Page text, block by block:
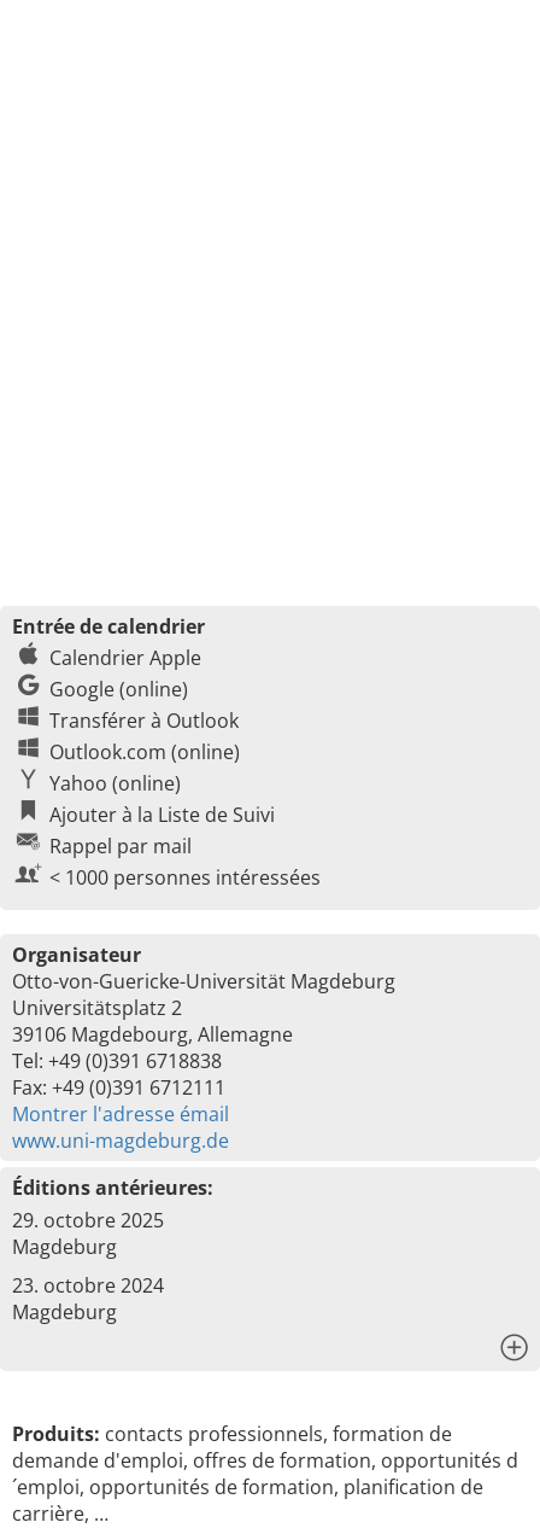
Entrée de calendrier
Calendrier Apple
Google (online)
Transférer à Outlook
Outlook.com (online)
Yahoo (online)
Ajouter à la Liste de Suivi
Rappel par mail
< 1000 personnes intéressées
Organisateur
Otto-von-Guericke-Universität Magdeburg
Universitätsplatz 2
39106 Magdebourg, Allemagne
Tel: +49 (0)391 6718838
Fax: +49 (0)391 6712111
Montrer l'adresse émail
www.uni-magdeburg.de
Éditions antérieures:
29. octobre 2025
Magdeburg
23. octobre 2024
Magdeburg
Produits: contacts professionnels, formation de
demande d'emploi, offres de formation, opportunités d
´emploi, opportunités de formation, planification de
carrière, …